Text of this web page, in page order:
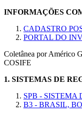
INFORMAÇÕES
CADASTRO
PORTAL DO
Coletânea por Américo
COSIFE
1. SISTEMAS DE
SPB - SISTEMA
B3 - BRASIL,